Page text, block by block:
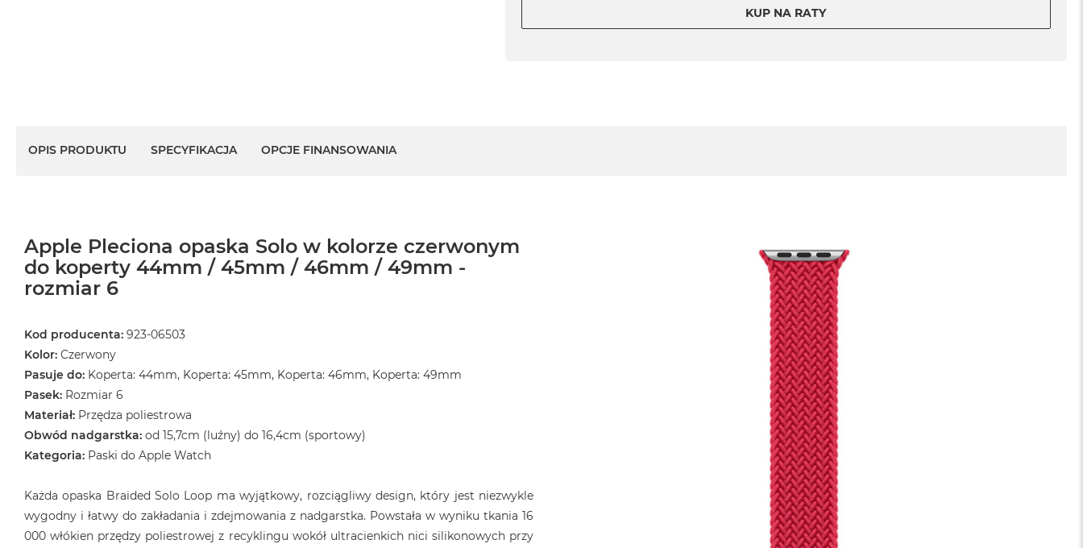
KUP NA RATY
OPIS PRODUKTU SPECYFIKACJA OPCJE FINANSOWANIA
Apple Pleciona opaska Solo w kolorze czerwonym
do koperty 44mm / 45mm / 46mm / 49mm -
rozmiar 6
Kod producenta: 923-06503
Kolor: Czerwony
Pasuje do: Koperta: 44mm, Koperta: 45mm, Koperta: 46mm, Koperta: 49mm
Pasek: Rozmiar 6
Materiał: Przędza poliestrowa
Obwód nadgarstka: od 15,7cm (luźny) do 16,4cm (sportowy)
Kategoria: Paski do Apple Watch
Każda opaska Braided Solo Loop ma wyjątkowy, rozciągliwy design, który jest niezwykle
wygodny i łatwy do zakładania i zdejmowania z nadgarstka. Powstała w wyniku tkania 16
000 włókien przędzy poliestrowej z recyklingu wokół ultracienkich nici silikonowych przy